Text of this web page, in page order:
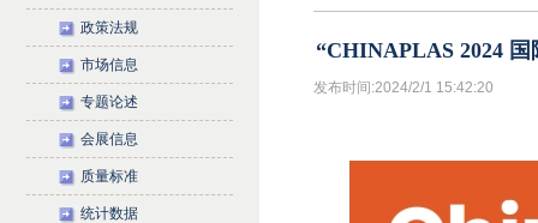
政策法规
市场信息
专题论述
会展信息
质量标准
统计数据
“CHINAPLAS 2024
发布时间:2024/2/1 15:42:20